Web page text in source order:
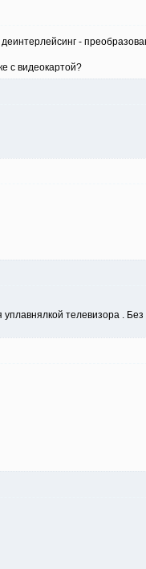
-
с видеокартой?
телевизора . Без